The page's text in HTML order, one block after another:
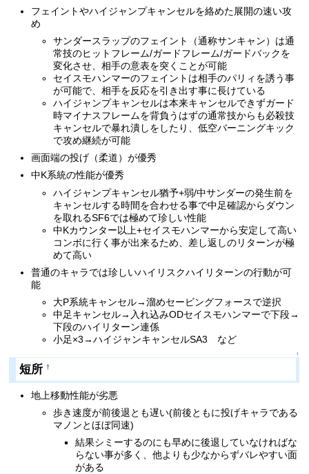
フェイントやハイジャンプキャンセルを絡めた展開の速い攻
め
サンダースラップのフェイント（通称サンキャン）は通
常技のヒットフレーム/ガードフレーム/ガードバックを
変化させ、相手の意表を突くことが可能
セイスモハンマーのフェイントは相手のパリィを誘う事
が可能で、相手を反応を引き出す事に長けている
ハイジャンプキャンセルは本来キャンセルできずガード
時マイナスフレームを背負うはずの通常技からも必殺技
キャンセルで暴れ潰しをしたり、低空バーニングキック
で攻め継続が可能
画面端の投げ（柔道）が優秀
中K系統の性能が優秀
ハイジャンプキャンセル猶予+弱/中サンダーの発生前を
キャンセルする時間を合わせる事で中足確認からダウン
を取れるSF6では極めて珍しい性能
中Kカウンター以上+セイスモハンマーから安定して高い
コンボに行く事が出来るため、差し返しのリターンが極
めて高い
普通のキャラでは珍しいハイリスクハイリターンの行動が可
能
大P系統キャンセル→溜めセービングフォースで逆択
中足キャンセル→入れ込みODセイスモハンマーで下段→
下段のハイリターン連係
小足×3→ハイジャンキャンセルSA3 など
↑
短所 †
地上移動性能が劣悪
歩き速度が前後退とも遅い(前後ともに投げキャラである
マノンとほぼ同速)
結果シミーするのにも早めに後退していなければな
らない事が多く、他よりも少なからずバレやすい面
がある